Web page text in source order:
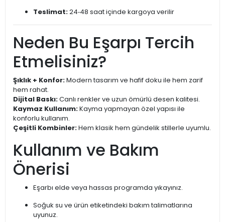
Teslimat:24‑48 saat içinde kargoya verilir
Neden Bu Eşarpı Tercih
Etmelisiniz?
Şıklık + Konfor:Modern tasarım ve hafif doku ile hem zarif
hem rahat.
Dijital Baskı:Canlı renkler ve uzun ömürlü desen kalitesi.
Kaymaz Kullanım:Kayma yapmayan özel yapısı ile
konforlu kullanım.
Çeşitli Kombinler:Hem klasik hem gündelik stillerle uyumlu.
Kullanım ve Bakım
Önerisi
Eşarbı elde veya hassas programda yıkayınız.
Soğuk su ve ürün etiketindeki bakım talimatlarına
uyunuz.